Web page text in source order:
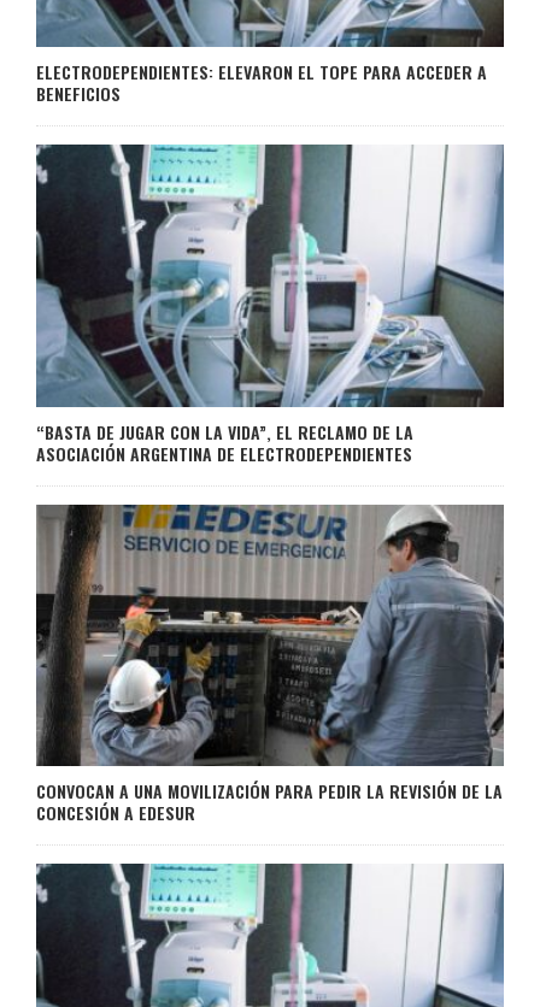
ELECTRODEPENDIENTES: ELEVARON EL TOPE PARA ACCEDER A
BENEFICIOS
“BASTA DE JUGAR CON LA VIDA”, EL RECLAMO DE LA
ASOCIACIÓN ARGENTINA DE ELECTRODEPENDIENTES
CONVOCAN A UNA MOVILIZACIÓN PARA PEDIR LA REVISIÓN DE LA
CONCESIÓN A EDESUR